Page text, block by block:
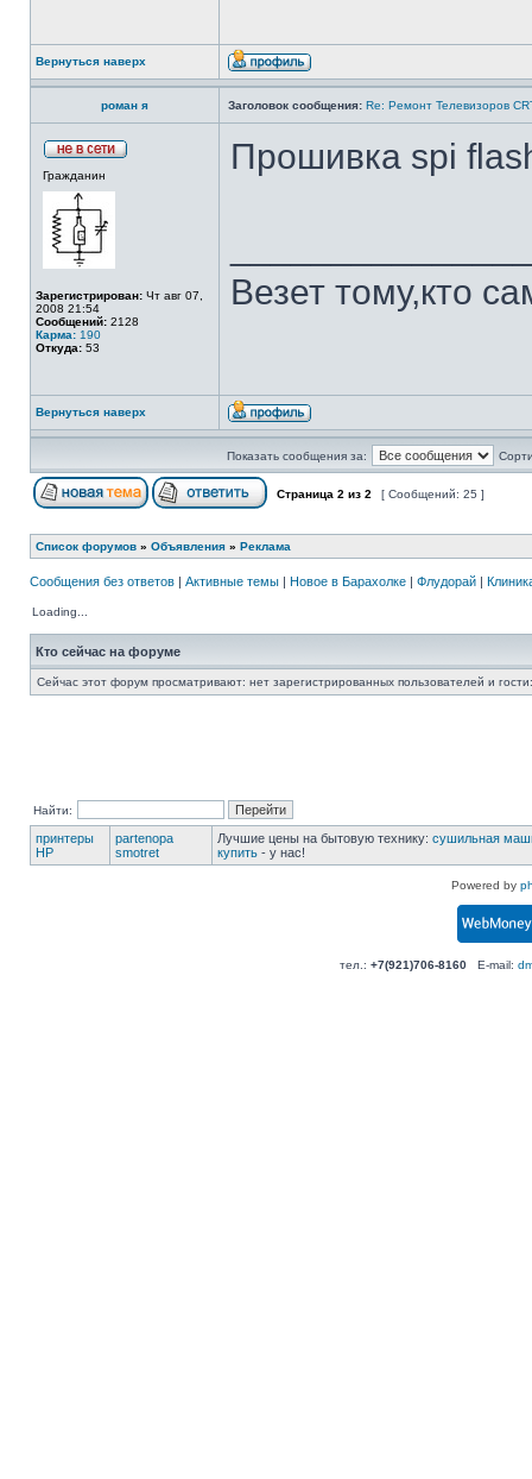
Вернуться наверх
роман я Заголовок сообщения: Re: Ремонт Телевизоров
Гражданин
Зарегистрирован: Чт авг 07,
2008 21:54
Сообщений: 2128
Карма: 190
Откуда: 53
Прошивка spi
Везет тому,кто
Вернуться наверх
Показать сообщения за:
Страница 2 из 2 [ Сообщений: 25 ]
Список форумов » Объявления » Реклама
Сообщения без ответов | Активные темы | Новое в Барахолке | Флудорай |
Loading...
Кто сейчас на форуме
Сейчас этот форум просматривают: нет зарегистрированных пользователей и
Найти:
принтеры
HP
partenopa
smotret
Лучшие цены на бытовую технику: сушильная
купить - у нас!
Powered by
тел.: +7(921)706-8160E-mail: